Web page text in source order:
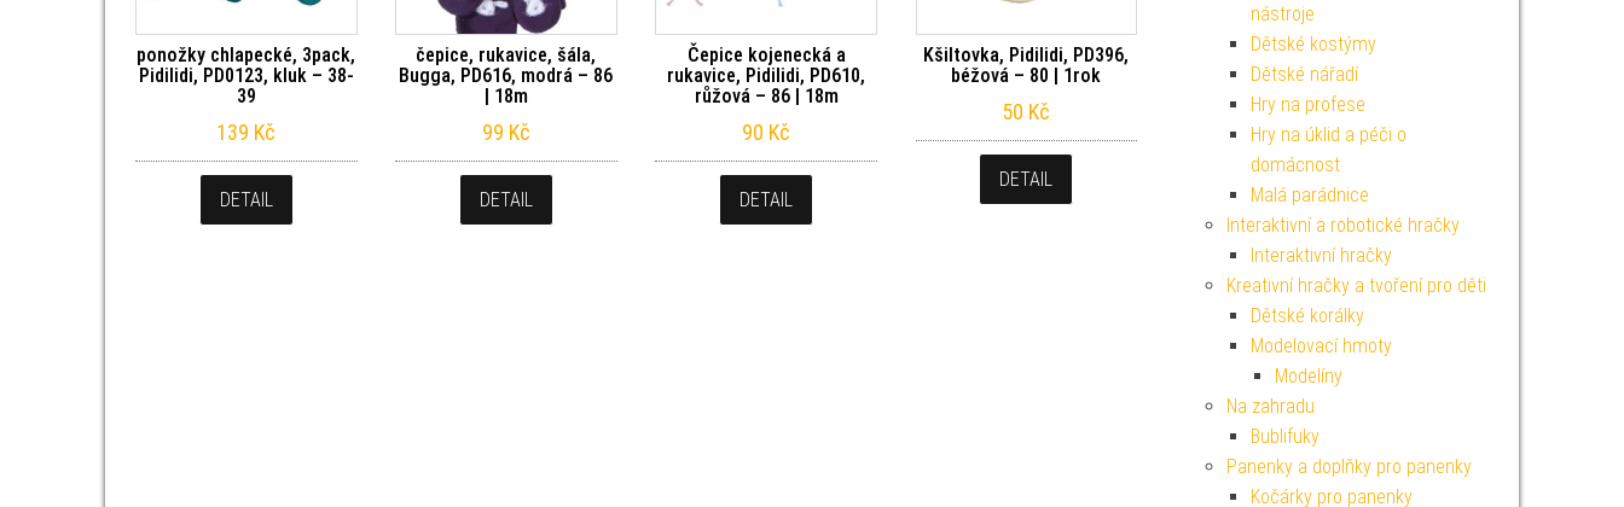
ponožky chlapecké, 3pack,
Pidilidi, PD0123, kluk – 38-
39
139 Kč
DETAIL
čepice, rukavice, šála,
Bugga, PD616, modrá – 86
| 18m
99 Kč
DETAIL
Čepice kojenecká a
rukavice, Pidilidi, PD610,
růžová – 86 | 18m
90 Kč
DETAIL
Kšiltovka, Pidilidi, PD396,
béžová – 80 | 1rok
50 Kč
DETAIL
nástroje
Dětské kostýmy
Dětské nářadí
Hry na profese
Hry na úklid a péči o
domácnost
Malá parádnice
Interaktivní a robotické hračky
Interaktivní hračky
Kreativní hračky a tvoření pro děti
Dětské korálky
Modelovací hmoty
Modelíny
Na zahradu
Bublifuky
Panenky a doplňky pro panenky
Kočárky pro panenky